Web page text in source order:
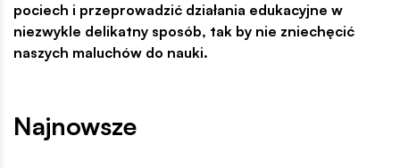
pociech i przeprowadzić działania edukacyjne w
niezwykle delikatny sposób, tak by nie zniechęcić
naszych maluchów do nauki.
Najnowsze